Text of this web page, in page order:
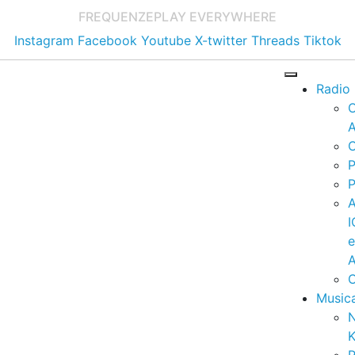
FREQUENZEPLAY EVERYWHERE
Instagram Facebook Youtube X-twitter Threads Tiktok
Radio
e